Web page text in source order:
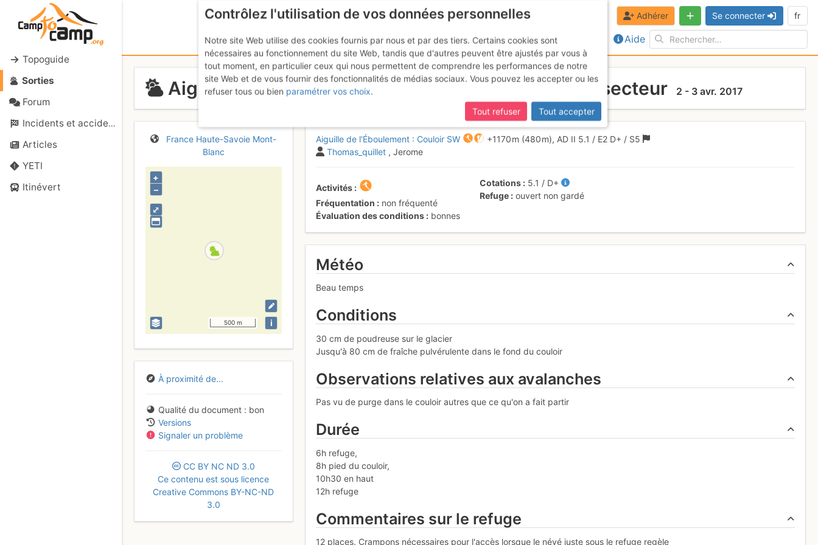
Topoguide
Sorties
Forum
Incidents et accidents
Articles
YETI
Itinévert
Aide
Adhérer Se connecter fr
Aiguille de l'Éboulement : Couloir SW & condis du secteur 2 - 3 avr. 2017
France Haute-Savoie Mont-
Blanc
⤢
+
–
500 m i
À proximité de...
Qualité du document
bon
Versions
Signaler un problème
CC BY NC ND 3.0
Ce contenu est sous licence
Creative Commons BY-NC-ND
3.0
Aiguille de l'Éboulement : Couloir SW +1170 m (480 m), AD II 5.1 / E2 D+ / S5
Thomas_quillet , Jerome
Activités
Fréquentation
non fréquenté
Évaluation des conditions
bonnes
Cotations 5.1 / D+
Refuge
ouvert non gardé
Météo
Beau temps
Conditions
30 cm de poudreuse sur le glacier
Jusqu'à 80 cm de fraîche pulvérulente dans le fond du couloir
Observations relatives aux avalanches
Pas vu de purge dans le couloir autres que ce qu'on a fait partir
Durée
6h refuge,
8h pied du couloir,
10h30 en haut
12h refuge
Commentaires sur le refuge
12 places. Crampons nécessaires pour l'accès lorsque le névé juste sous le refuge regèle
Contrôlez l'utilisation de vos données personnelles
Notre site Web utilise des cookies fournis par nous et par des tiers. Certains cookies sont
nécessaires au fonctionnement du site Web, tandis que d'autres peuvent être ajustés par vous à
tout moment, en particulier ceux qui nous permettent de comprendre les performances de notre
site Web et de vous fournir des fonctionnalités de médias sociaux. Vous pouvez les accepter ou les
refuser tous ou bien paramétrer vos choix.
Tout refuser
Tout accepter